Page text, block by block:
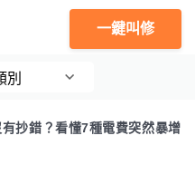
一鍵叫修
別
抄錯？看懂7種電費突然暴增